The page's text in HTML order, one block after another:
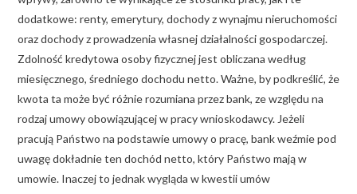
dodatkowe: renty, emerytury, dochody z wynajmu nieruchomości
oraz dochody z prowadzenia własnej działalności gospodarczej.
Zdolność kredytowa osoby fizycznej jest obliczana według
miesięcznego, średniego dochodu netto. Ważne, by podkreślić, że
kwota ta może być różnie rozumiana przez bank, ze względu na
rodzaj umowy obowiązującej w pracy wnioskodawcy. Jeżeli
pracują Państwo na podstawie umowy o pracę, bank weźmie pod
uwagę dokładnie ten dochód netto, który Państwo mają w
umowie. Inaczej to jednak wygląda w kwestii umów